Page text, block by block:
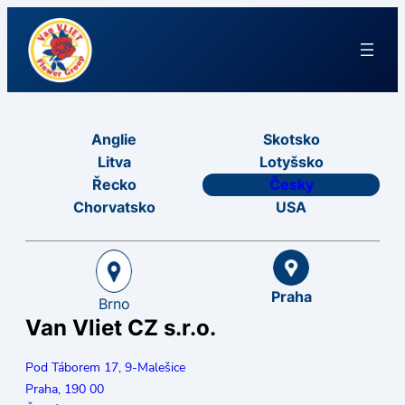
Anglie
Skotsko
Litva
Lotyšsko
Řecko
Česky
Chorvatsko
USA
Brno Praha
Van Vliet CZ s.r.o.
Pod Táborem 17, 9-Malešice
Praha, 190 00